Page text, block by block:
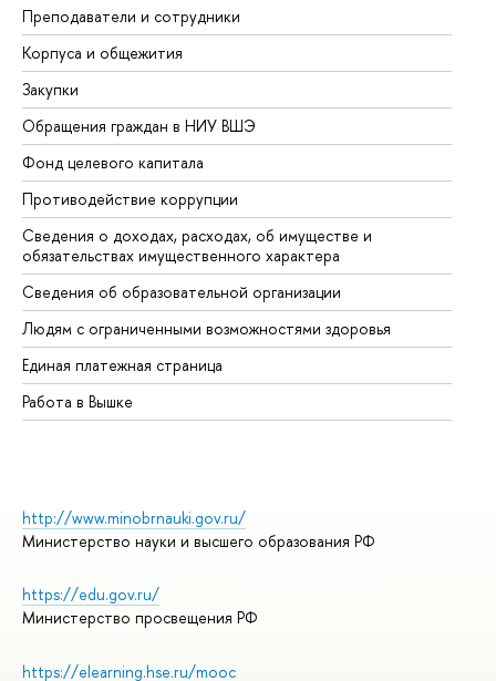
Преподаватели и сотрудники
Корпуса и общежития
Закупки
Обращения граждан в НИУ ВШЭ
Фонд целевого капитала
Противодействие коррупции
Сведения о доходах, расходах, об имуществе и
обязательствах имущественного характера
Сведения об образовательной организации
Людям с ограниченными возможностями здоровья
Единая платежная страница
Работа в Вышке
http://www.minobrnauki.gov.ru/
Министерство науки и высшего образования РФ
https://edu.gov.ru/
Министерство просвещения РФ
https://elearning.hse.ru/mooc